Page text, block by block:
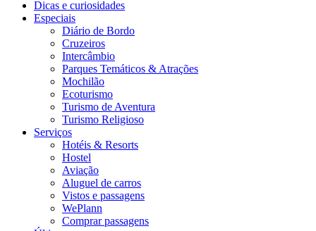
Dicas e curiosidades
Especiais
Diário de Bordo
Cruzeiros
Intercâmbio
Parques Temáticos & Atrações
Mochilão
Ecoturismo
Turismo de Aventura
Turismo Religioso
Serviços
Hotéis & Resorts
Hostel
Aviação
Aluguel de carros
Vistos e passagens
WePlann
Comprar passagens